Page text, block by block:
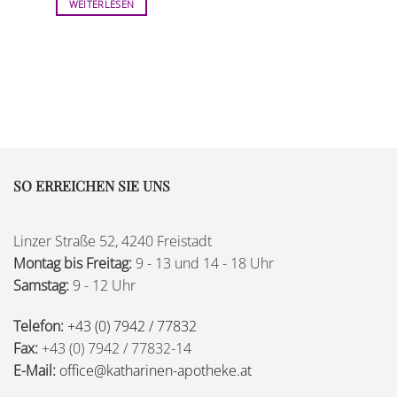
WEITERLESEN
SO ERREICHEN SIE UNS
Linzer Straße 52, 4240 Freistadt
Montag bis Freitag: 9 - 13 und 14 - 18 Uhr
Samstag: 9 - 12 Uhr
Telefon: +43 (0) 7942 / 77832
Fax: +43 (0) 7942 / 77832-14
E-Mail: office@katharinen-apotheke.at